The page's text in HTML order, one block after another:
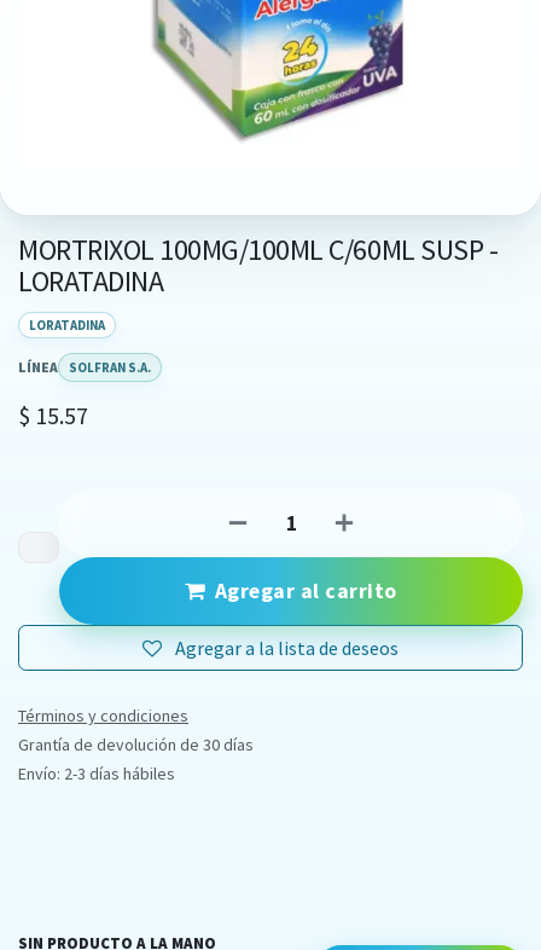
MORTRIXOL 100MG/100ML C/60ML SUSP -
LORATADINA
LORATADINA
LÍNEA SOLFRAN S.A.
$ 15.57
Agregar al carrito
Agregar a la lista de deseos
Términos y condiciones
Grantía de devolución de 30 días
Envío: 2-3 días hábiles
SIN PRODUCTO A LA MANO